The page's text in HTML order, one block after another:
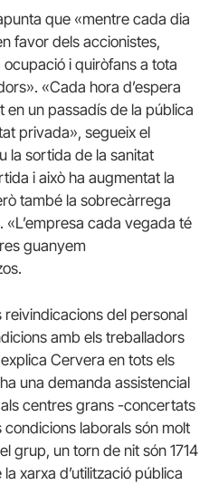
que «mentre cada dia
favor dels accionistes,
i quiròfans a tota
«Cada hora d’espera
un passadís de la pública
privada», segueix el
la sortida de la sanitat
i això ha augmentat la
també la sobrecàrrega
cada vegada té
guanyem
reivindicacions del personal
amb els treballadors
Cervera en tots els
una demanda assistencial
centres grans -concertats
laborals són molt
grup, un torn de nit són 1714
xarxa d’utilització pública